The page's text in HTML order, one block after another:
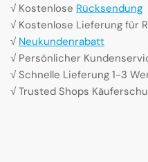
√ Kostenlose Rücksendung
√ Kostenlose Lieferung für
√ Neukundenrabatt
√ Persönlicher
√ Schnelle Lieferung 1-3
√ Trusted Shops